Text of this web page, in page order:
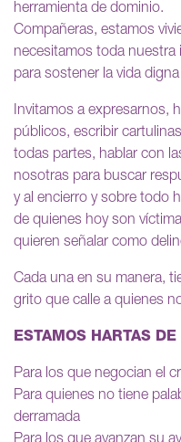
herramienta de dominio.
Compañeras, estamos
necesitamos toda nuestra
para sostener la vida
Invitamos a expresarnos,
públicos, escribir
todas partes, hablar con
nosotras para buscar
y al encierro y sobre todo
de quienes hoy son
quieren señalar como
Cada una en su manera,
grito que calle a quienes
ESTAMOS HARTAS
Para los que negocian el
Para quienes no tiene
derramada